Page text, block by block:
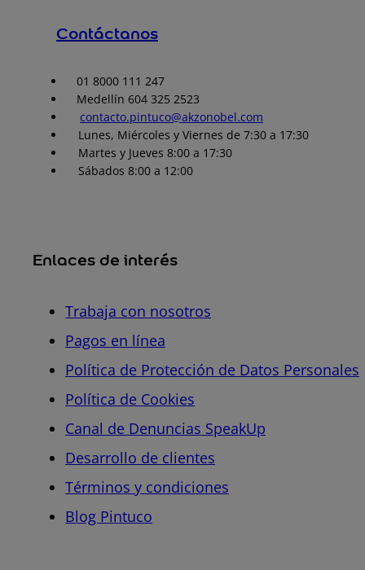
Contáctanos
01 8000 111 247
Medellín 604 325 2523
contacto.pintuco@akzonobel.com
Lunes, Miércoles y Viernes de 7:30 a 17:30
Martes y Jueves 8:00 a 17:30
Sábados 8:00 a 12:00
Enlaces de interés
Trabaja con nosotros
Pagos en línea
Política de Protección de Datos Personales
Política de Cookies
Canal de Denuncias SpeakUp
Desarrollo de clientes
Términos y condiciones
Blog Pintuco